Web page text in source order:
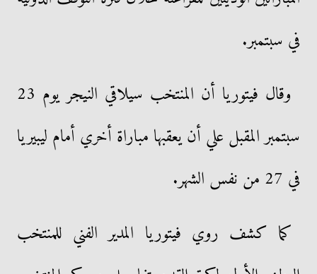
في سبتمبر.
وقال فيتوريا أن المنتخب سيلاقي النيجر يوم 23
سبتمبر المقبل علي أن يعقبها مباراة أخري أمام ليبيريا
في 27 من نفس الشهر.
كما كشف روي فيتوريا المدير الفني للمنتخب